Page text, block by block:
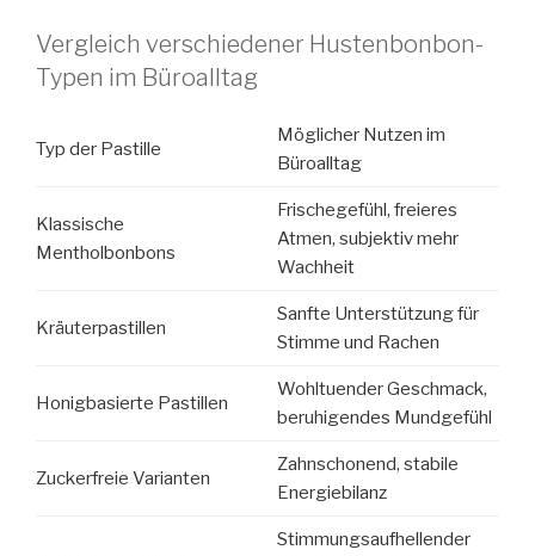
Vergleich verschiedener Hustenbonbon-
Typen im Büroalltag
Typ der Pastille
Möglicher Nutzen im
Büroalltag
Klassische
Mentholbonbons
Frischegefühl, freieres
Atmen, subjektiv mehr
Wachheit
Kräuterpastillen
Sanfte Unterstützung für
Stimme und Rachen
Honigbasierte Pastillen
Wohltuender Geschmack,
beruhigendes Mundgefühl
Zuckerfreie Varianten
Zahnschonend, stabile
Energiebilanz
Stimmungsaufhellender